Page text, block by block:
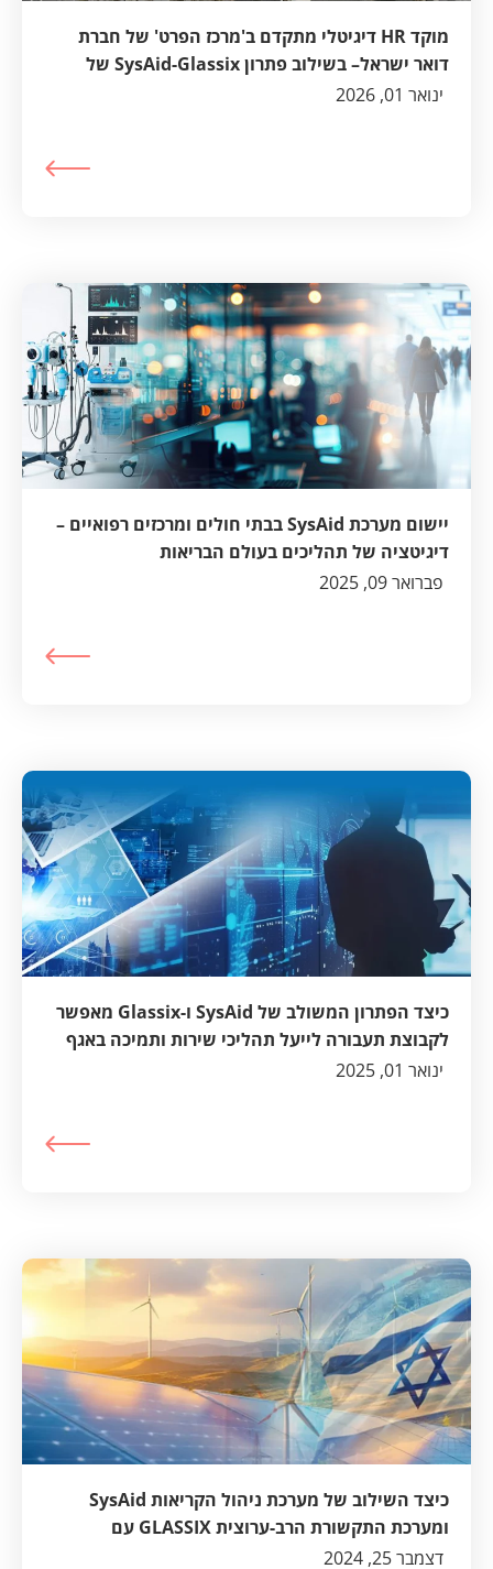
מוקד HR דיגיטלי מתקדם ב'מרכז הפרט' של חברת
דואר ישראל– בשילוב פתרון SysAid-Glassix של
קונסיסט
ינואר 01, 2026
יישום מערכת SysAid בבתי חולים ומרכזים רפואיים –
דיגיטציה של תהליכים בעולם הבריאות
פברואר 09, 2025
כיצד הפתרון המשולב של SysAid ו-Glassix מאפשר
לקבוצת תעבורה לייעל תהליכי שירות ותמיכה באגף
הטכנולוגיות ובתחומי המחשוב, התחזוקה והתפעול
ינואר 01, 2025
כיצד השילוב של מערכת ניהול הקריאות SysAid
ומערכת התקשורת הרב-ערוצית GLASSIX עם
וואטסאפ מאפשר למשרד האנרגיה והתשתיות לייעל
דצמבר 25, 2024